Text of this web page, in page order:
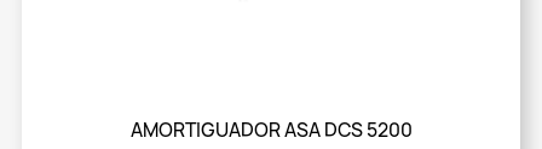
AMORTIGUADOR ASA DCS 5200